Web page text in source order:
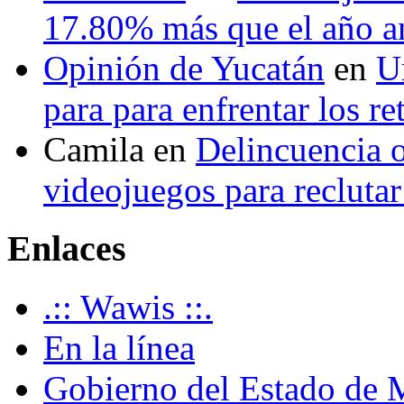
17.80% más que el año
Opinión de Yucatán en
para para enfrentar los
Camila en Delincuencia
videojuegos para
Enlaces
.:: Wawis ::.
En la línea
Gobierno del Estado de